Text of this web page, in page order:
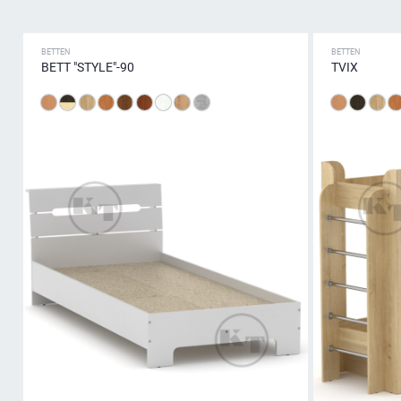
BETTEN
BETT "STYLE"-90
BETTEN
TVIX